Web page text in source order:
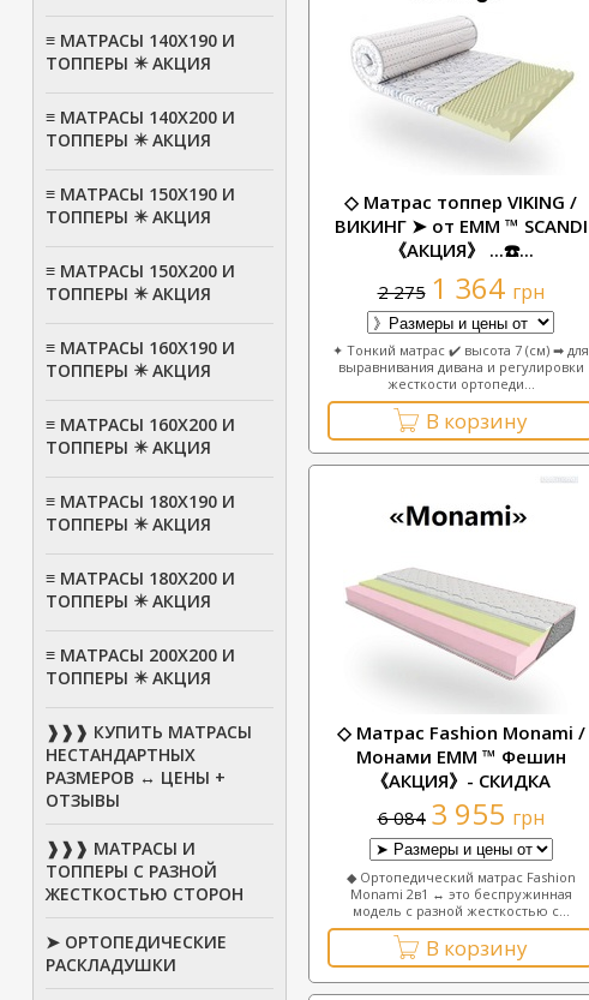
≡ МАТРАСЫ 140Х190 И
ТОППЕРЫ ✴️ АКЦИЯ
≡ МАТРАСЫ 140Х200 И
ТОППЕРЫ ✴️ АКЦИЯ
≡ МАТРАСЫ 150Х190 И
ТОППЕРЫ ✴️ АКЦИЯ
≡ МАТРАСЫ 150Х200 И
ТОППЕРЫ ✴️ АКЦИЯ
≡ МАТРАСЫ 160Х190 И
ТОППЕРЫ ✴️ АКЦИЯ
≡ МАТРАСЫ 160Х200 И
ТОППЕРЫ ✴️ АКЦИЯ
≡ МАТРАСЫ 180Х190 И
ТОППЕРЫ ✴️ АКЦИЯ
≡ МАТРАСЫ 180Х200 И
ТОППЕРЫ ✴️ АКЦИЯ
≡ МАТРАСЫ 200Х200 И
ТОППЕРЫ ✴️ АКЦИЯ
❱❱❱ КУПИТЬ МАТРАСЫ
НЕСТАНДАРТНЫХ
РАЗМЕРОВ ↔ ЦЕНЫ +
ОТЗЫВЫ
❱❱❱ МАТРАСЫ И
ТОППЕРЫ С РАЗНОЙ
ЖЕСТКОСТЬЮ СТОРОН
➤ ОРТОПЕДИЧЕСКИЕ
РАСКЛАДУШКИ
◇ Матрас топпер VIKING /
ВИКИНГ ➤ от ЕММ ™ SCANDI
《АКЦИЯ》 ...☎️...
2 275 1 364 грн
✦ Тонкий матрас ✔️ высота 7 (см) ➡ для
выравнивания дивана и регулировки
жесткости ортопеди...
В корзину
◇ Матрас Fashion Monami /
Монами ЕММ ™ Фешин
《АКЦИЯ》- СКИДКА
6 084 3 955 грн
◆ Ортопедический матрас Fashion
Monami 2в1 ↔ это беспружинная
модель с разной жесткостью с...
В корзину